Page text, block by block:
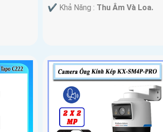
️✔️ Khả Năng : Thu Âm Và Loa.